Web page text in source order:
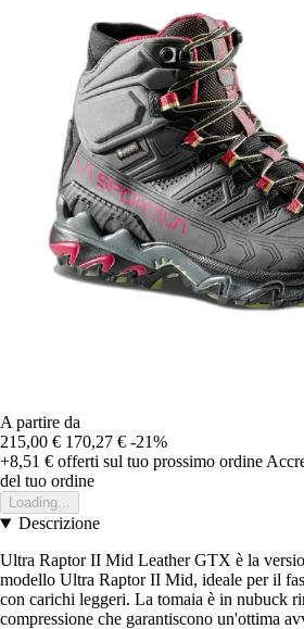
A partire da
215,00 € 170,27 € -21%
+8,51 € offerti sul tuo prossimo ordine
del tuo ordine
Loading...
Descrizione
Ultra Raptor II Mid Leather GTX è la
modello Ultra Raptor II Mid, ideale per il
con carichi leggeri. La tomaia è in nubuck
compressione che garantiscono un'ottima